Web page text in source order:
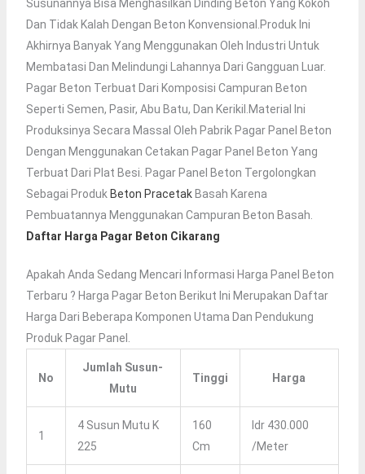
Susunannya Bisa Menghasilkan Dinding Beton Yang Kokoh
Dan Tidak Kalah Dengan Beton Konvensional.Produk Ini
Akhirnya Banyak Yang Menggunakan Oleh Industri Untuk
Membatasi Dan Melindungi Lahannya Dari Gangguan Luar.
Pagar Beton Terbuat Dari Komposisi Campuran Beton
Seperti Semen, Pasir, Abu Batu, Dan Kerikil.Material Ini
Produksinya Secara Massal Oleh Pabrik Pagar Panel Beton
Dengan Menggunakan Cetakan Pagar Panel Beton Yang
Terbuat Dari Plat Besi. Pagar Panel Beton Tergolongkan
Sebagai Produk Beton PracetakBasah Karena
Pembuatannya Menggunakan Campuran Beton Basah.
Daftar Harga Pagar Beton Cikarang
Apakah Anda Sedang Mencari Informasi Harga Panel Beton
Terbaru ? Harga Pagar Beton Berikut Ini Merupakan Daftar
Harga Dari Beberapa Komponen Utama Dan Pendukung
Produk Pagar Panel.
No
Jumlah Susun-
Mutu
Tinggi Harga
1
4 Susun Mutu K
225
160
Cm
Idr 430.000
/meter